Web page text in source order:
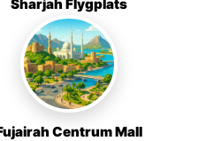
Sharjah Flygplats
Centrum Mall